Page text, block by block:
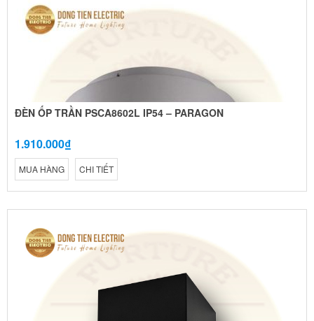
ĐÈN ỐP TRẦN PSCA8602L IP54 – PARAGON
1.910.000₫
MUA HÀNG CHI TIẾT